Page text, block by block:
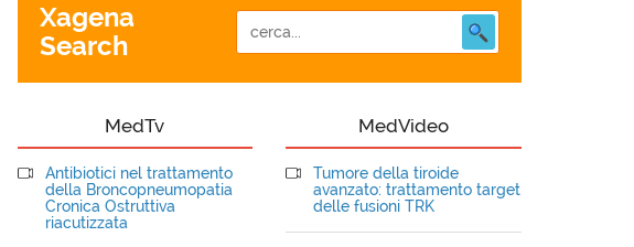
Xagena
Search
MedTv
Antibiotici nel trattamento
della Broncopneumopatia
Cronica Ostruttiva
riacutizzata
MedVideo
Tumore della tiroide
avanzato: trattamento target
delle fusioni TRK